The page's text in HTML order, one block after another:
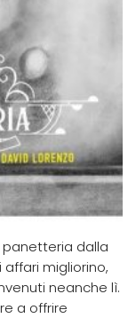
panetteria dalla
migliorino,
neanche lì.
a offrire